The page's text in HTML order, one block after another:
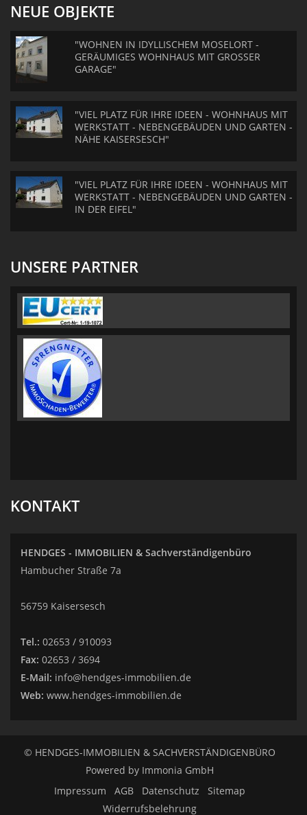
NEUE OBJEKTE
"WOHNEN IN IDYLLISCHEM MOSELORT -
GERÄUMIGES WOHNHAUS MIT GROSSER
GARAGE"
"VIEL PLATZ FÜR IHRE IDEEN - WOHNHAUS MIT
WERKSTATT - NEBENGEBÄUDEN UND GARTEN -
NÄHE KAISERSESCH"
"VIEL PLATZ FÜR IHRE IDEEN - WOHNHAUS MIT
WERKSTATT - NEBENGEBÄUDEN UND GARTEN -
IN DER EIFEL"
UNSERE PARTNER
KONTAKT
HENDGES - IMMOBILIEN & Sachverständigenbüro
Hambucher Straße 7a
56759 Kaisersesch
Tel.: 02653 / 910093
Fax: 02653 / 3694
E-Mail: info@hendges-immobilien.de
Web: www.hendges-immobilien.de
© HENDGES-IMMOBILIEN & SACHVERSTÄNDIGENBÜRO
Powered by Immonia GmbH
Impressum
AGB Datenschutz
Sitemap
Widerrufsbelehrung